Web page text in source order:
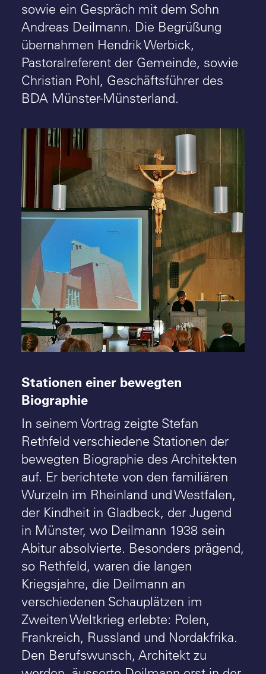
sowie ein Gespräch mit dem Sohn
Andreas Deilmann. Die Begrüßung
übernahmen Hendrik Werbick,
Pastoralreferent der Gemeinde, sowie
Christian Pohl, Geschäftsführer des
BDA Münster-Münsterland.
01 A-Z Architekten Harald Deilmann, St.
Anna-Kirche Münster, Christian Pohl - Foto:
Wilhelm Walterscheid
Stationen einer bewegten
Biographie
In seinem Vortrag zeigte Stefan
Rethfeld verschiedene Stationen der
bewegten Biographie des Architekten
auf. Er berichtete von den familiären
Wurzeln im Rheinland und Westfalen,
der Kindheit in Gladbeck, der Jugend
in Münster, wo Deilmann 1938 sein
Abitur absolvierte. Besonders prägend,
so Rethfeld, waren die langen
Kriegsjahre, die Deilmann an
verschiedenen Schauplätzen im
Zweiten Weltkrieg erlebte: Polen,
Frankreich, Russland und Nordakfrika.
Den Berufswunsch, Architekt zu